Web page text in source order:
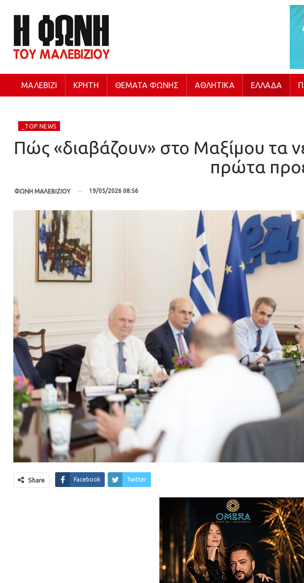
ΜΑΛΕΒΊΖΙ ΚΡΉΤΗ ΘΈΜΑΤΑ ΦΩΝΉΣ ΑΘΛΗΤΙΚΆ ΕΛΛΆΔΑ
_TOP NEWS
Πώς «διαβάζουν» στο Μαξίμου τα
πρώτα
ΦΩΝΗ ΜΑΛΕΒΙΖΙΟΥ 19/05/2026 08:56
Share Facebook Twitter